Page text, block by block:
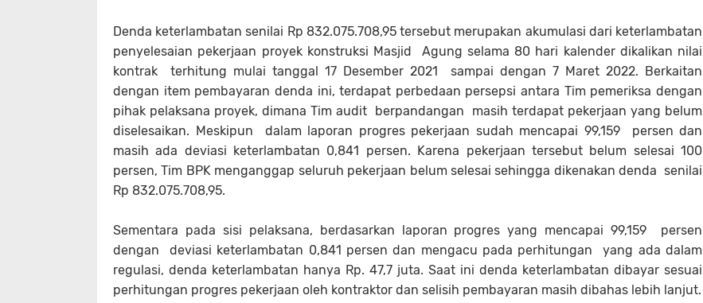
Denda keterlambatan senilai Rp 832.075.708,95 tersebut merupakan akumulasi dari keterlambatan
penyelesaian pekerjaan proyek konstruksi Masjid Agung selama 80 hari kalender dikalikan nilai
kontrak terhitung mulai tanggal 17 Desember 2021 sampai dengan 7 Maret 2022. Berkaitan
dengan item pembayaran denda ini, terdapat perbedaan persepsi antara Tim pemeriksa dengan
pihak pelaksana proyek, dimana Tim audit berpandangan masih terdapat pekerjaan yang belum
diselesaikan. Meskipun dalam laporan progres pekerjaan sudah mencapai 99,159 persen dan
masih ada deviasi keterlambatan 0,841 persen. Karena pekerjaan tersebut belum selesai 100
persen, Tim BPK menganggap seluruh pekerjaan belum selesai sehingga dikenakan denda senilai
Rp 832.075.708,95.
Sementara pada sisi pelaksana, berdasarkan laporan progres yang mencapai 99,159 persen
dengan deviasi keterlambatan 0,841 persen dan mengacu pada perhitungan yang ada dalam
regulasi, denda keterlambatan hanya Rp. 47,7 juta. Saat ini denda keterlambatan dibayar sesuai
perhitungan progres pekerjaan oleh kontraktor dan selisih pembayaran masih dibahas lebih lanjut.